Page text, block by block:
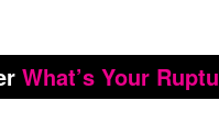
What’s Your